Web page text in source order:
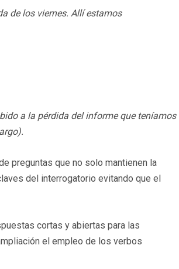
de los viernes. Allí estamos
a la pérdida del informe que teníamos
preguntas que no solo mantienen la
del interrogatorio evitando que el
cortas y abiertas para las
el empleo de los verbos